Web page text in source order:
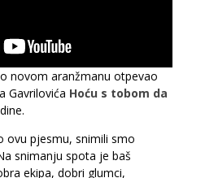
novom aranžmanu otpevao
Gavrilovića Hoću s tobom da
ovu pjesmu, snimili smo
snimanju spota je baš
ekipa, dobri glumci,